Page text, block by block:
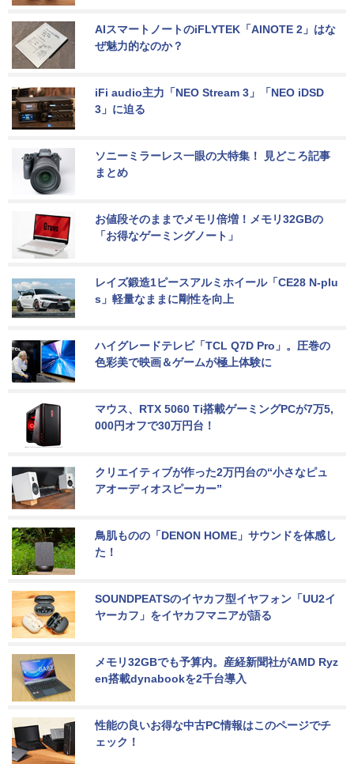
AIスマートノートのiFLYTEK「AINOTE 2」はな
ぜ魅力的なのか？
iFi audio主力「NEO Stream 3」「NEO iDSD
3」に迫る
ソニーミラーレス一眼の大特集！ 見どころ記事
まとめ
お値段そのままでメモリ倍増！メモリ32GBの
「お得なゲーミングノート」
レイズ鍛造1ピースアルミホイール「CE28 N-plu
s」軽量なままに剛性を向上
ハイグレードテレビ「TCL Q7D Pro」。圧巻の
色彩美で映画＆ゲームが極上体験に
マウス、RTX 5060 Ti搭載ゲーミングPCが7万5,
000円オフで30万円台！
クリエイティブが作った2万円台の“小さなピュ
アオーディオスピーカー”
鳥肌ものの「DENON HOME」サウンドを体感し
た！
SOUNDPEATSのイヤカフ型イヤフォン「UU2イ
ヤーカフ」をイヤカフマニアが語る
メモリ32GBでも予算内。産経新聞社がAMD Ryz
en搭載dynabookを2千台導入
性能の良いお得な中古PC情報はこのページでチ
ェック！